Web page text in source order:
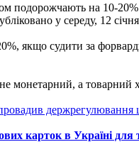
подорожчають на 10-20%
у середу, 12
якщо судити за
монетарний, а
держрегулювання
карток в Україні для